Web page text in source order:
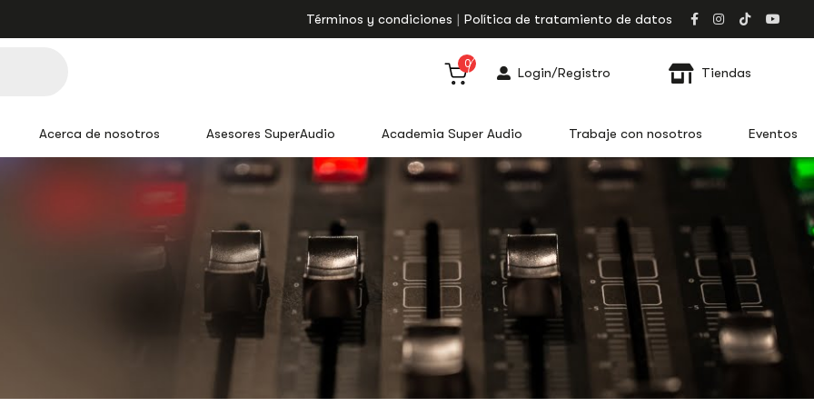
Términos y condiciones
Política de tratamiento de datos
0
Login/Registro Tiendas
Acerca de nosotros Asesores SuperAudio Academia Super Audio Trabaje con nosotros Eventos